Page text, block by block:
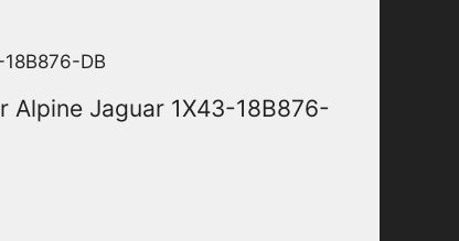
DB
Alpine Jaguar 1X43-18B876-